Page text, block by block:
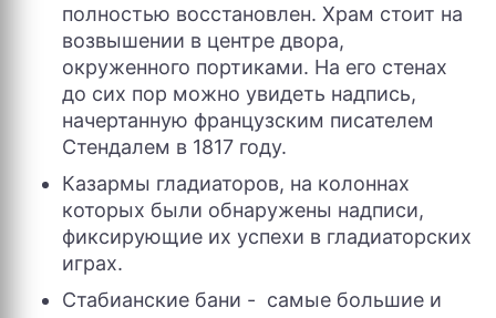
полностью восстановлен. Храм стоит на
возвышении в центре двора,
окруженного портиками. На его стенах
до сих пор можно увидеть надпись,
начертанную французским писателем
Стендалем в 1817 году.
Казармы гладиаторов, на колоннах
которых были обнаружены надписи,
фиксирующие их успехи в гладиаторских
играх.
Стабианские бани - самые большие и